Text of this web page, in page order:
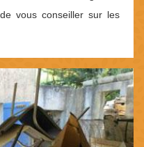
vous conseiller sur les